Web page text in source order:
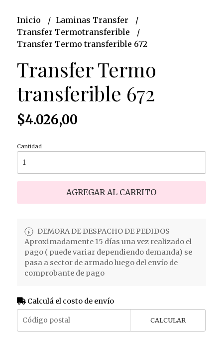
Inicio
Laminas Transfer
Transfer Termotransferible
Transfer Termo transferible 672
Transfer Termo
transferible 672
$4.026,00
Cantidad
AGREGAR AL CARRITO
DEMORA DE DESPACHO DE PEDIDOS
Aproximadamente 15 días una vez realizado el
pago ( puede variar dependiendo demanda) se
pasa a sector de armado luego del envío de
comprobante de pago
Calculá el costo de envío
CALCULAR